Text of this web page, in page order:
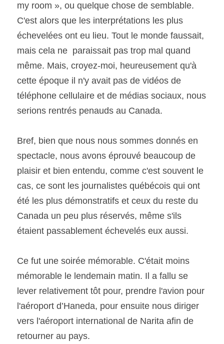
my room », ou quelque chose de semblable.
C'est alors que les interprétations les plus
échevelées ont eu lieu. Tout le monde faussait,
mais cela ne  paraissait pas trop mal quand
même. Mais, croyez-moi, heureusement qu'à
cette époque il n'y avait pas de vidéos de
téléphone cellulaire et de médias sociaux, nous
serions rentrés penauds au Canada.
Bref, bien que nous nous sommes donnés en
spectacle, nous avons éprouvé beaucoup de
plaisir et bien entendu, comme c'est souvent le
cas, ce sont les journalistes québécois qui ont
été les plus démonstratifs et ceux du reste du
Canada un peu plus réservés, même s'ils
étaient passablement échevelés eux aussi.
Ce fut une soirée mémorable. C'était moins
mémorable le lendemain matin. Il a fallu se
lever relativement tôt pour, prendre l'avion pour
l'aéroport d’Haneda, pour ensuite nous diriger
vers l'aéroport international de Narita afin de
retourner au pays.